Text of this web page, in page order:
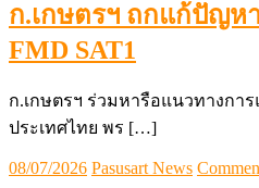
ก.เกษตรฯ ถกแก้ปัญห
FMD SAT1
ก.เกษตรฯ ร่วมหารือแนวทางกา
ประเทศไทย พร […]
Posted
08/07/2026 Author
Pasusart News